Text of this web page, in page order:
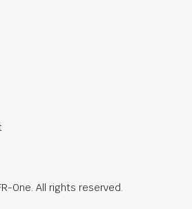
One. All rights reserved.